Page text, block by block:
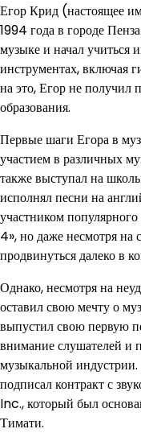
Егор Крид (настоящее
1994 года в городе
музыке и начал учиться
инструментах, включая
на это, Егор не получил
образования.
Первые шаги Егора в
участием в различных
также выступал на
исполнял песни на
участником
4», но даже несмотря на
продвинуться далеко в
Однако, несмотря на
оставил свою мечту о
выпустил свою первую
внимание слушателей и
музыкальной
подписал контракт с
Inc., который был
Тимати.